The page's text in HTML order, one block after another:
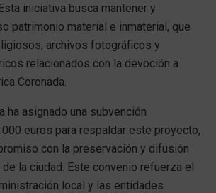
iniciativa busca mantener y
patrimonio material e inmaterial, que
archivos fotográficos y
relacionados con la devoción a
Coronada.
ha asignado una subvención
euros para respaldar este proyecto,
con la preservación y difusión
la ciudad. Este convenio refuerza el
local y las entidades